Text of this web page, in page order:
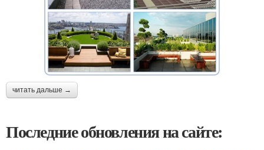
читать дальше →
Последние обновления на сайте: